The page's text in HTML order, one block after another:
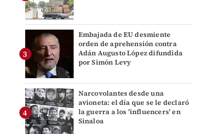
Embajada de EU desmiente
orden de aprehensión contra
Adán Augusto López difundida
por Simón Levy
Narcovolantes desde una
avioneta: el día que se le declaró
la guerra a los 'influencers' en
Sinaloa